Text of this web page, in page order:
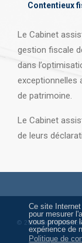
Ce site
pour mesurer
vous proposer
expérience de
Politique de
Contentieux
Le Cabinet
gestion fiscale
dans
exceptionnelles
de patrimoine.
Le Cabinet
de leurs
© 2026 Tous droits